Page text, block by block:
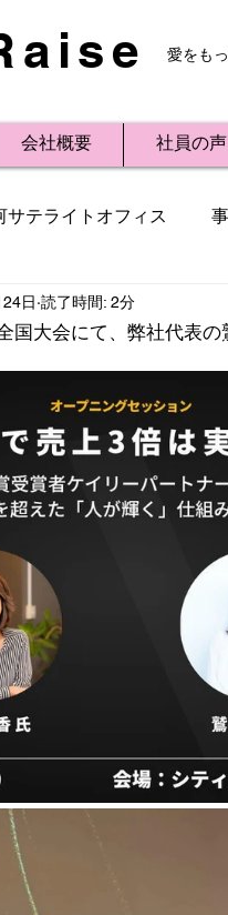
愛をも
会社概要 社員の声
サテライトオフィス
Small Talk
国大会にて、弊社代表
日 読了時間: 2分